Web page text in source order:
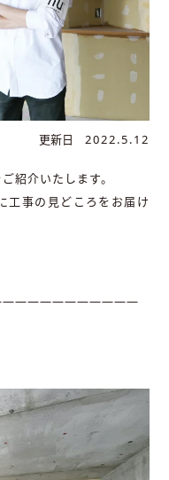
更新日 2022.5.12
紹介いたします。
工事の見どころをお届け